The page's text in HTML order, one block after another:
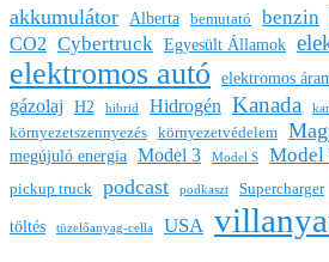
akkumulátor Alberta bemutató benzin
CO2 Cybertruck Egyesült Államok
elektromos autó elektromos
gázolaj H2 hibrid Hidrogén Kanada
környezetszennyezés környezetvédelem
megújuló energia Model 3 Model S Model
pickup truck podcast podkaszt Supercharger
töltés
tüzelőanyag-cella USA